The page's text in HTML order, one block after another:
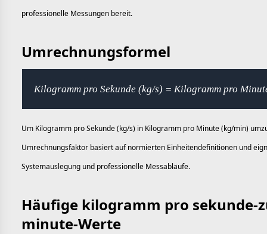
professionelle Messungen bereit.
Umrechnungsformel
Kilogramm pro Sekunde (kg/s) = Kilogramm pro
Um Kilogramm pro Sekunde (kg/s) in Kilogramm pro Minute (kg/min)
Umrechnungsfaktor basiert auf normierten Einheitendefinitionen und
Systemauslegung und professionelle Messabläufe.
Häufige kilogramm pro sekunde-
minute-Werte